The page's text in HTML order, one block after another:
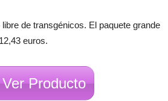
de transgénicos. El paquete grande
euros.
Ver Producto